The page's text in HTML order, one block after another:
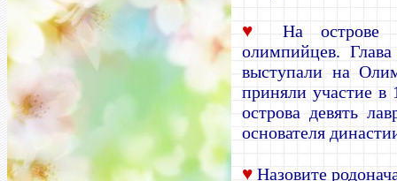
♥
На острове
олимпийцев.
выступали на
приняли участие в
острова девять
основателя
♥ Назовите